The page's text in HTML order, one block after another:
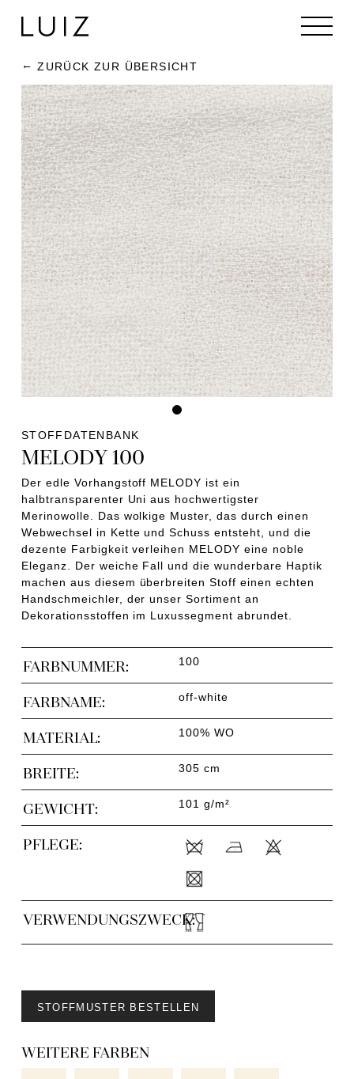
ZURÜCK ZUR ÜBERSICHT
STOFFDATENBANK
MELODY 100
Der edle Vorhangstoff MELODY ist ein
halbtransparenter Uni aus hochwertigster
Merinowolle. Das wolkige Muster, das durch einen
Webwechsel in Kette und Schuss entsteht, und die
dezente Farbigkeit verleihen MELODY eine noble
Eleganz. Der weiche Fall und die wunderbare Haptik
machen aus diesem überbreiten Stoff einen echten
Handschmeichler, der unser Sortiment an
Dekorationsstoffen im Luxussegment abrundet.
FARBNUMMER: 100
FARBNAME: off-white
MATERIAL: 100% WO
BREITE: 305 cm
GEWICHT: 101 g/m²
PFLEGE:
VERWENDUNGSZWECK:
STOFFMUSTER BESTELLEN
WEITERE FARBEN